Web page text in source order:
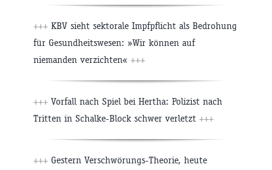
+++ KBV sieht sektorale Impfpflicht als Bedrohung
für Gesundheitswesen: »Wir können auf
niemanden verzichten« +++
+++ Vorfall nach Spiel bei Hertha: Polizist nach
Tritten in Schalke-Block schwer verletzt +++
+++ Gestern Verschwörungs-Theorie, heute